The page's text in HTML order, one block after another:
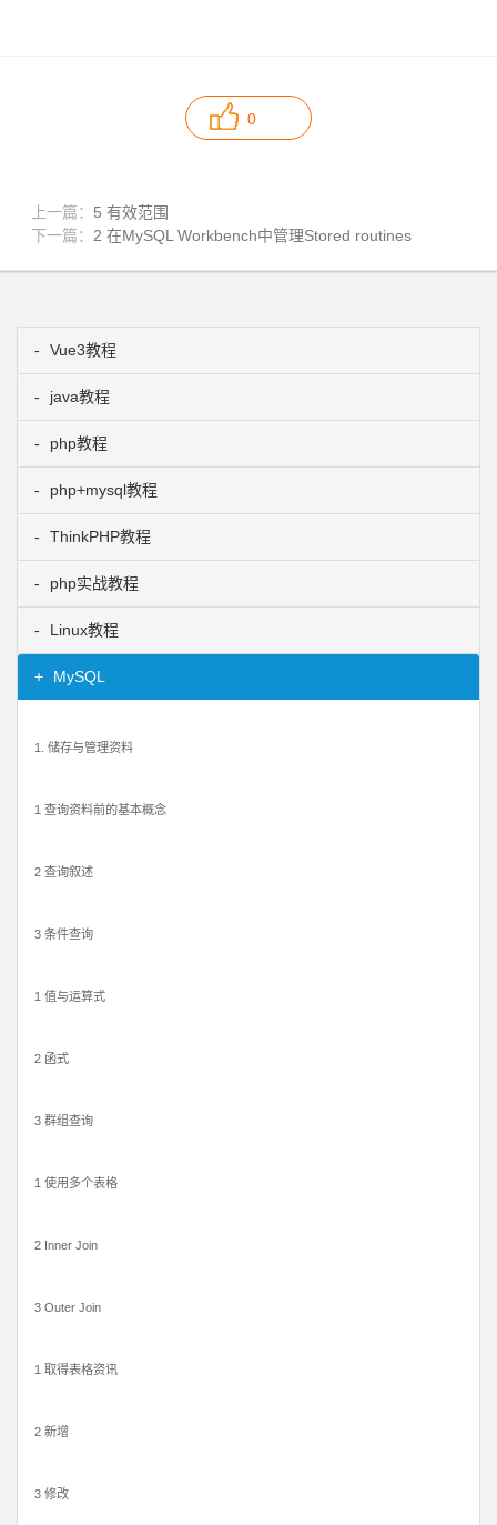
0
上一篇： 5 有效范围
下一篇： 2 在MySQL Workbench中管理Stored routines
Vue3教程
java教程
php教程
php+mysql教程
ThinkPHP教程
php实战教程
Linux教程
MySQL
1. 储存与管理资料
1 查询资料前的基本概念
2 查询叙述
3 条件查询
1 值与运算式
2 函式
3 群组查询
1 使用多个表格
2 Inner Join
3 Outer Join
1 取得表格资讯
2 新增
3 修改